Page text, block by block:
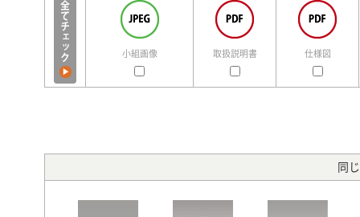
小組画像 取扱説明書 仕様図
同